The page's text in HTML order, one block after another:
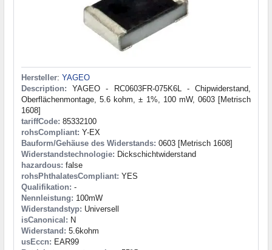
Hersteller: YAGEO
Description: YAGEO - RC0603FR-075K6L - Chipwiderstand,
Oberflächenmontage, 5.6 kohm, ± 1%, 100 mW, 0603 [Metrisch
1608]
tariffCode: 85332100
rohsCompliant: Y-EX
Bauform/Gehäuse des Widerstands: 0603 [Metrisch 1608]
Widerstandstechnologie: Dickschichtwiderstand
hazardous: false
rohsPhthalatesCompliant: YES
Qualifikation: -
Nennleistung: 100mW
Widerstandstyp: Universell
isCanonical: N
Widerstand: 5.6kohm
usEccn: EAR99